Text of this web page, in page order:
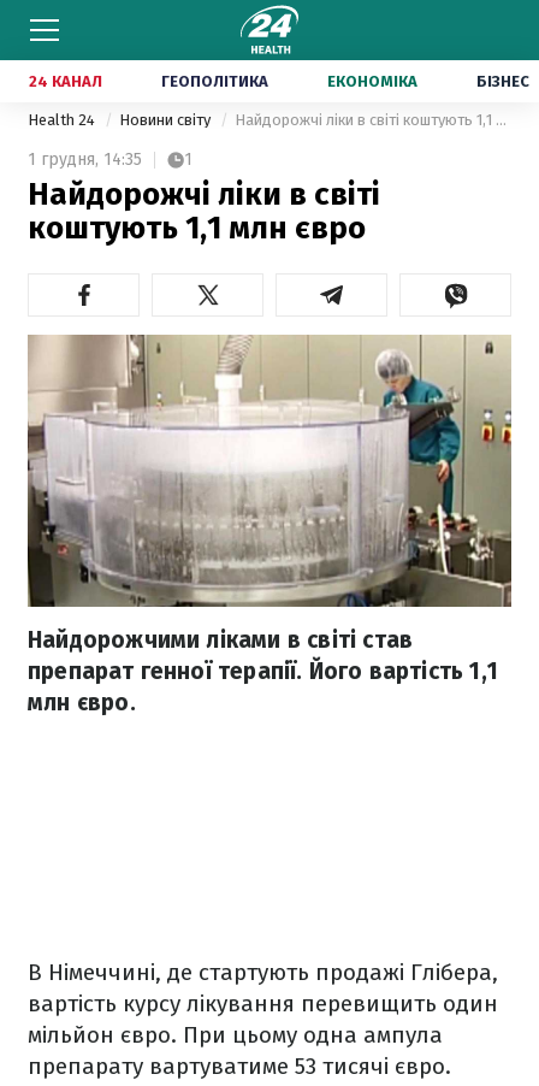
24 КАНАЛ ГЕОПОЛІТИКА ЕКОНОМІКА БІЗНЕС
Health 24 Новини світу Найдорожчі ліки в світі коштують 1,1 млн євро
1 грудня, 14:35 1
Найдорожчі ліки в світі
коштують 1,1 млн євро
Найдорожчими ліками в світі став
препарат генної терапії. Його вартість 1,1
млн євро.
В Німеччині, де стартують продажі Глібера,
вартість курсу лікування перевищить один
мільйон євро. При цьому одна ампула
препарату вартуватиме 53 тисячі євро.